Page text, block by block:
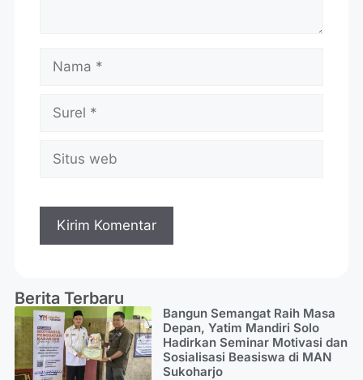
Berita Terbaru
Bangun Semangat Raih Masa
Depan, Yatim Mandiri Solo
Hadirkan Seminar Motivasi dan
Sosialisasi Beasiswa di MAN
Sukoharjo